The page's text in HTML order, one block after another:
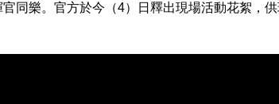
同樂。官方於今（4）日釋出現場活動花絮，